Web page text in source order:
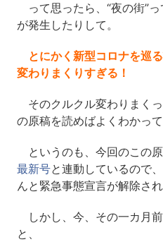
って思ったら、“夜の街”
が発生したりして。
とにかく新型コロナを巡
変わりまくりすぎる！
そのクルクル変わりまく
の原稿を読めばよくわかって
というのも、今回のこの原
最新号と連動しているので
んと緊急事態宣言が解除さ
しかし、今、その一カ月
と、